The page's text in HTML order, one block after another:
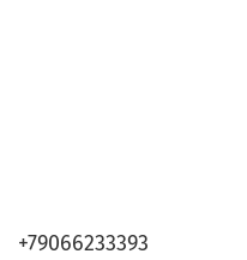
+79066233393